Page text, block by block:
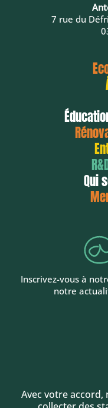
7 rue du
Qui
Inscrivez-vous à
notre
Avec votre